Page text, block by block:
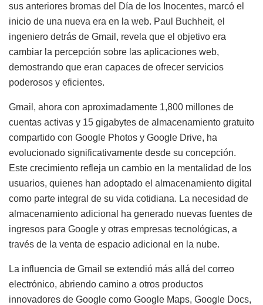
sus anteriores bromas del Día de los Inocentes, marcó el
inicio de una nueva era en la web. Paul Buchheit, el
ingeniero detrás de Gmail, revela que el objetivo era
cambiar la percepción sobre las aplicaciones web,
demostrando que eran capaces de ofrecer servicios
poderosos y eficientes.
Gmail, ahora con aproximadamente 1,800 millones de
cuentas activas y 15 gigabytes de almacenamiento gratuito
compartido con Google Photos y Google Drive, ha
evolucionado significativamente desde su concepción.
Este crecimiento refleja un cambio en la mentalidad de los
usuarios, quienes han adoptado el almacenamiento digital
como parte integral de su vida cotidiana. La necesidad de
almacenamiento adicional ha generado nuevas fuentes de
ingresos para Google y otras empresas tecnológicas, a
través de la venta de espacio adicional en la nube.
La influencia de Gmail se extendió más allá del correo
electrónico, abriendo camino a otros productos
innovadores de Google como Google Maps, Google Docs,